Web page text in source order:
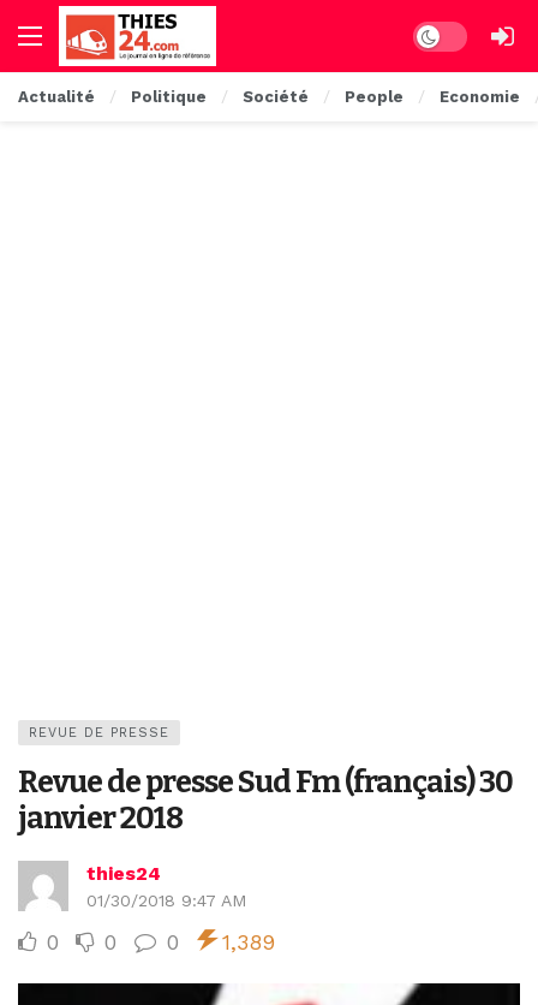
Dark mode
Actualité Politique Société People Economie
REVUE DE PRESSE
Revue de presse Sud Fm (français) 30
janvier 2018
thies24
01/30/2018 9:47 AM
0 0 0 1,389